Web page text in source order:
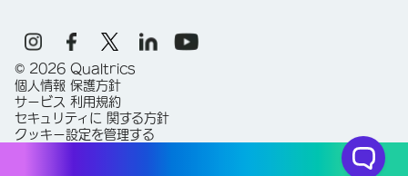
© 2026 Qualtrics
個人情報 保護方針
サービス 利用規約
セキュリティに 関する方針
クッキー設定を管理する